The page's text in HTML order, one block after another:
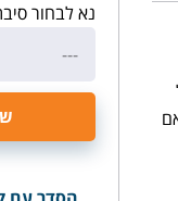
נא לבחור
---